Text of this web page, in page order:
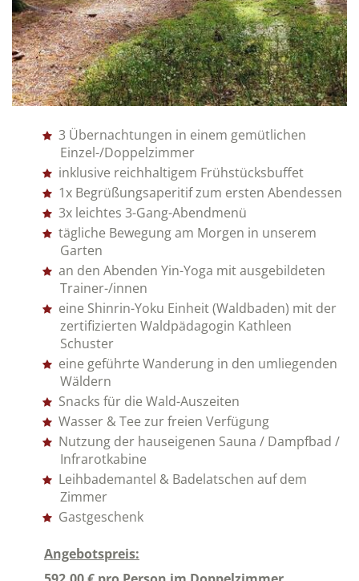
3 Übernachtungen in einem gemütlichen
Einzel-/Doppelzimmer
inklusive reichhaltigem Frühstücksbuffet
1x Begrüßungsaperitif zum ersten Abendessen
3x leichtes 3-Gang-Abendmenü
tägliche Bewegung am Morgen in unserem
Garten
an den Abenden Yin-Yoga mit ausgebildeten
Trainer-/innen
eine Shinrin-Yoku Einheit (Waldbaden) mit der
zertifizierten Waldpädagogin Kathleen
Schuster
eine geführte Wanderung in den umliegenden
Wäldern
Snacks für die Wald-Auszeiten
Wasser & Tee zur freien Verfügung
Nutzung der hauseigenen Sauna / Dampfbad /
Infrarotkabine
Leihbademantel & Badelatschen auf dem
Zimmer
Gastgeschenk
Angebotspreis: